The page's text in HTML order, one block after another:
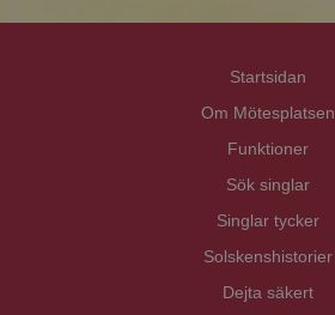
Startsidan
Om Mötesplatsen
Funktioner
Sök singlar
Singlar tycker
Solskenshistorier
Dejta säkert